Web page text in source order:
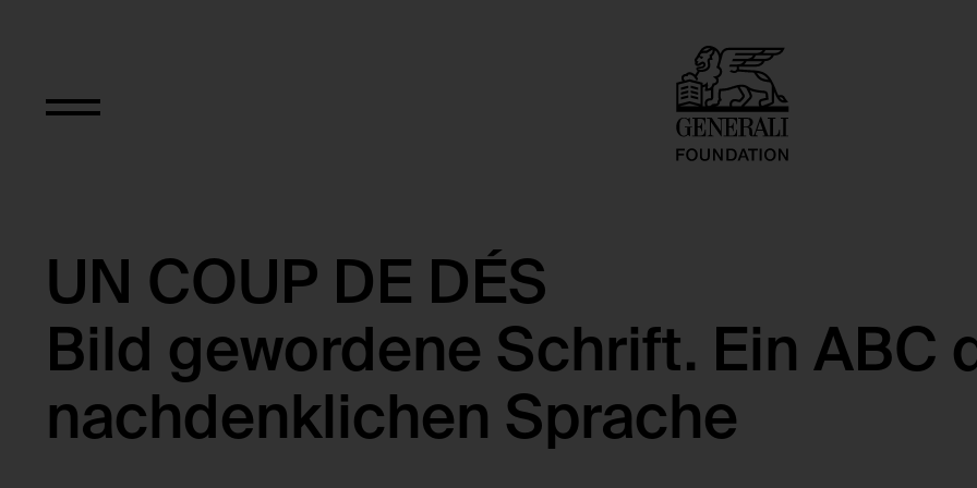
UN COUP DE DÉS
Bild gewordene Schrift. Ein ABC
nachdenklichen Sprache